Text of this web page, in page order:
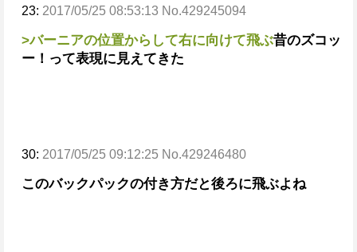
23: 2017/05/25 08:53:13 No.429245094
>バーニアの位置からして右に向けて飛ぶ昔のズコッ
ー！って表現に見えてきた
30: 2017/05/25 09:12:25 No.429246480
このバックパックの付き方だと後ろに飛ぶよね